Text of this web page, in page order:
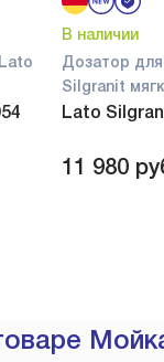
В наличии
Дозатор
Silgranit
Lato
11 980